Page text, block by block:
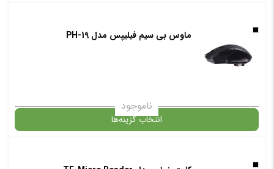
گارانتی ماوس بی سیم فیلیپس مدل PH-19
ناموجود
انتخاب گزینه‌ها
در حال حاضر این محصول در انبار موجود نیست و در دسترس نمی باشد.